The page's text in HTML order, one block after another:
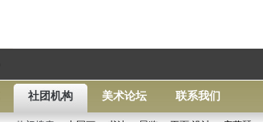
社团机构 美术论坛 联系我们